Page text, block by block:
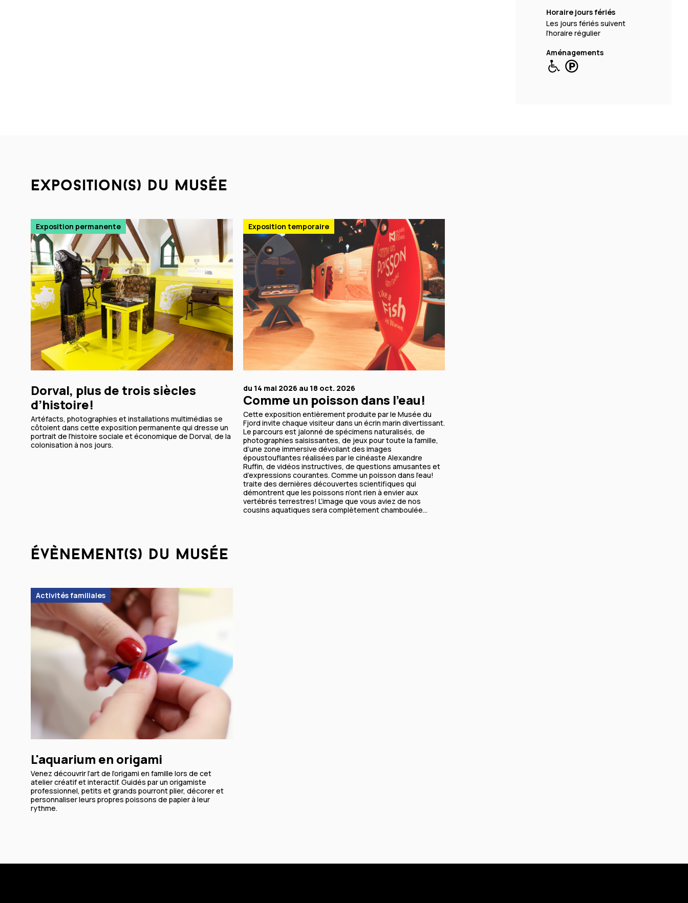
Horaire jours fériés
Les jours fériés suivent
l’horaire régulier
Aménagements
exposition(s) du musée
Exposition permanente
Dorval, plus de trois siècles
d’histoire!
Artéfacts, photographies et installations multimédias se
côtoient dans cette exposition permanente qui dresse un
portrait de l’histoire sociale et économique de Dorval, de la
colonisation à nos jours.
Exposition temporaire
du 14 mai 2026 au 18 oct. 2026
Comme un poisson dans l’eau!
Cette exposition entièrement produite par le Musée du
Fjord invite chaque visiteur dans un écrin marin divertissant.
Le parcours est jalonné de spécimens naturalisés, de
photographies saisissantes, de jeux pour toute la famille,
d’une zone immersive dévoilant des images
époustouflantes réalisées par le cinéaste Alexandre
Ruffin, de vidéos instructives, de questions amusantes et
d’expressions courantes. Comme un poisson dans l’eau!
traite des dernières découvertes scientifiques qui
démontrent que les poissons n’ont rien à envier aux
vertébrés terrestres! L’image que vous aviez de nos
cousins aquatiques sera complètement chamboulée…
évènement(s) du musée
Activités familiales
L'aquarium en origami
Venez découvrir l’art de l’origami en famille lors de cet
atelier créatif et interactif. Guidés par un origamiste
professionnel, petits et grands pourront plier, décorer et
personnaliser leurs propres poissons de papier à leur
rythme.